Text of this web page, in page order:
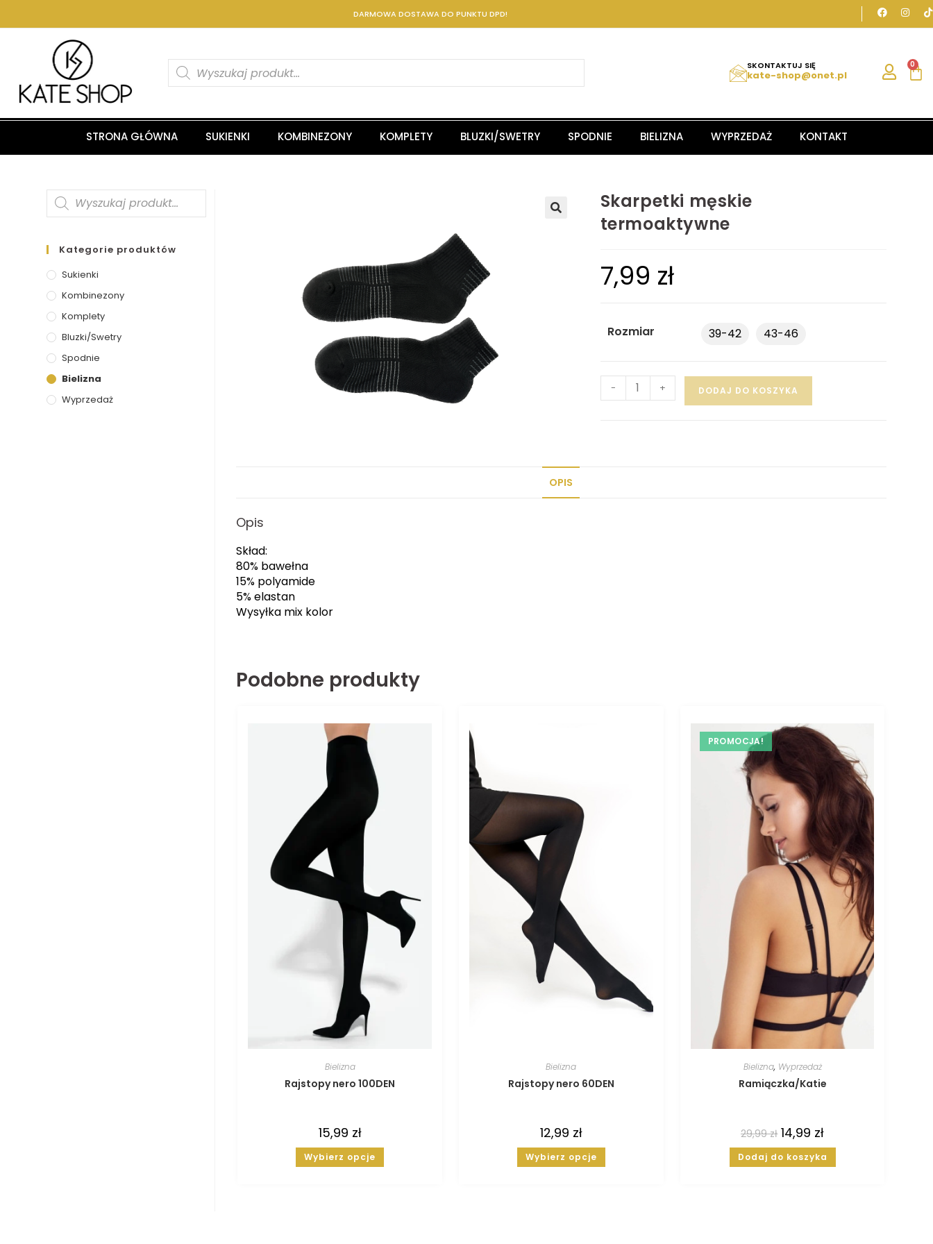
DARMOWA DOSTAWA DO PUNKTU DPD!
SKONTAKTUJ SIĘ
kate-shop@onet.pl
0
STRONA GŁÓWNA SUKIENKI KOMBINEZONY KOMPLETY BLUZKI/SWETRY SPODNIE BIELIZNA WYPRZEDAŻ KONTAKT
Skarpetki męskie
termoaktywne
7,99 zł
Rozmiar 39-42 43-46
- + DODAJ DO KOSZYKA
OPIS
Opis
Skład:
80% bawełna
15% polyamide
5% elastan
Wysyłka mix kolor
Podobne produkty
Bielizna
Rajstopy nero 100DEN
15,99 zł
Wybierz opcje
Bielizna
Rajstopy nero 60DEN
12,99 zł
Wybierz opcje
PROMOCJA!
Bielizna, Wyprzedaż
Ramiączka/Katie
29,99zł 14,99 zł
Dodaj do koszyka
Kategorie produktów
Sukienki
Kombinezony
Komplety
Bluzki/Swetry
Spodnie
Bielizna
Wyprzedaż